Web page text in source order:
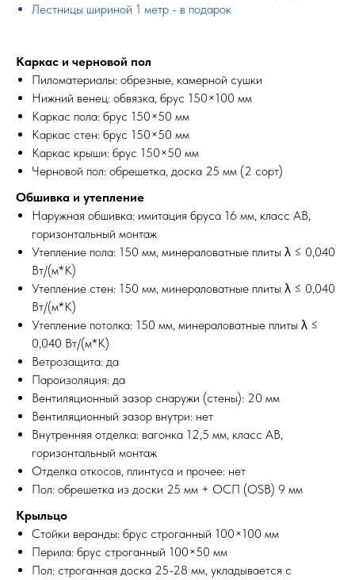
Лестницы шириной 1 метр - в подарок
Каркас и черновой пол
Пиломатериалы: обрезные, камерной сушки
Нижний венец: обвязка, брус 150×100 мм
Каркас пола: брус 150×50 мм
Каркас стен: брус 150×50 мм
Каркас крыши: брус 150×50 мм
Черновой пол: обрешетка, доска 25 мм (2 сорт)
Обшивка и утепление
Наружная обшивка: имитация бруса 16 мм, класс АВ,
горизонтальный монтаж
Утепление пола: 150 мм, минераловатные плиты λ ≤ 0,040
Вт/(м*К)
Утепление стен: 150 мм, минераловатные плиты λ ≤ 0,040
Вт/(м*К)
Утепление потолка: 150 мм, минераловатные плиты λ ≤
0,040 Вт/(м*К)
Ветрозащита: да
Пароизоляция: да
Вентиляционный зазор снаружи (стены): 20 мм
Вентиляционный зазор внутри: нет
Внутренняя отделка: вагонка 12,5 мм, класс АВ,
горизонтальный монтаж
Отделка откосов, плинтуса и прочее: нет
Пол: обрешетка из доски 25 мм + ОСП (OSB) 9 мм
Крыльцо
Стойки веранды: брус строганный 100×100 мм
Перила: брус строганный 100×50 мм
Пол: строганная доска 25-28 мм, укладывается с